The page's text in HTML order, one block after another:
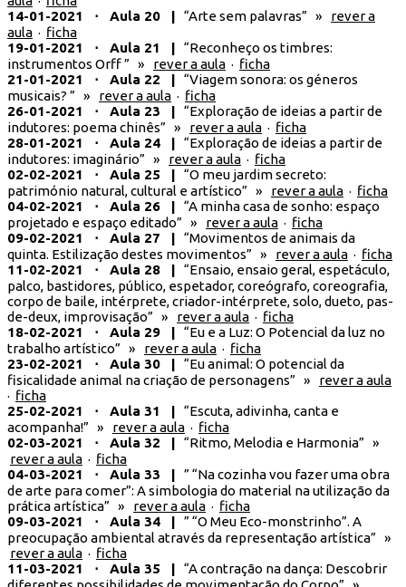
14-01-2021 ⋅ Aula 20 | “Arte sem palavras” » rever a
aula · ficha
19-01-2021 ⋅ Aula 21 | “Reconheço os timbres:
instrumentos Orff ” » rever a aula · ficha
21-01-2021 ⋅ Aula 22 | “Viagem sonora: os géneros
musicais? ” » rever a aula · ficha
26-01-2021 ⋅ Aula 23 | “Exploração de ideias a partir de
indutores: poema chinês” » rever a aula · ficha
28-01-2021 ⋅ Aula 24 | “Exploração de ideias a partir de
indutores: imaginário” » rever a aula · ficha
02-02-2021 ⋅ Aula 25 | “O meu jardim secreto:
património natural, cultural e artístico” » rever a aula · ficha
04-02-2021 ⋅ Aula 26 | “A minha casa de sonho: espaço
projetado e espaço editado” » rever a aula · ficha
09-02-2021 ⋅ Aula 27 | “Movimentos de animais da
quinta. Estilização destes movimentos” » rever a aula · ficha
11-02-2021 ⋅ Aula 28 | “Ensaio, ensaio geral, espetáculo,
palco, bastidores, público, espetador, coreógrafo, coreografia,
corpo de baile, intérprete, criador-intérprete, solo, dueto, pas-
de-deux, improvisação” » rever a aula · ficha
18-02-2021 ⋅ Aula 29 | “Eu e a Luz: O Potencial da luz no
trabalho artístico” » rever a aula · ficha
23-02-2021 ⋅ Aula 30 | “Eu animal: O potencial da
fisicalidade animal na criação de personagens” » rever a aula
· ficha
25-02-2021 ⋅ Aula 31 | “Escuta, adivinha, canta e
acompanha!” » rever a aula · ficha
02-03-2021 ⋅ Aula 32 | “Ritmo, Melodia e Harmonia” »
rever a aula · ficha
04-03-2021 ⋅ Aula 33 | ” “Na cozinha vou fazer uma obra
de arte para comer”: A simbologia do material na utilização da
prática artística” » rever a aula · ficha
09-03-2021 ⋅ Aula 34 | ” “O Meu Eco-monstrinho”. A
preocupação ambiental através da representação artística” »
rever a aula · ficha
11-03-2021 ⋅ Aula 35 | “A contração na dança: Descobrir